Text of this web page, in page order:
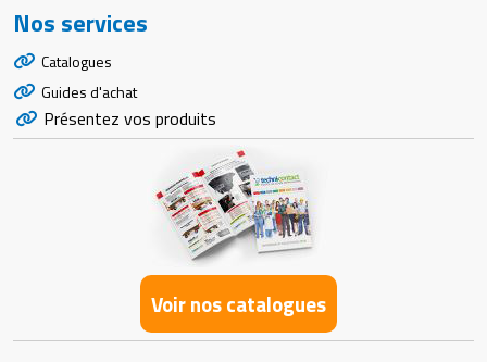
Nos services
Catalogues
Guides d'achat
Présentez vos produits
Voir nos catalogues